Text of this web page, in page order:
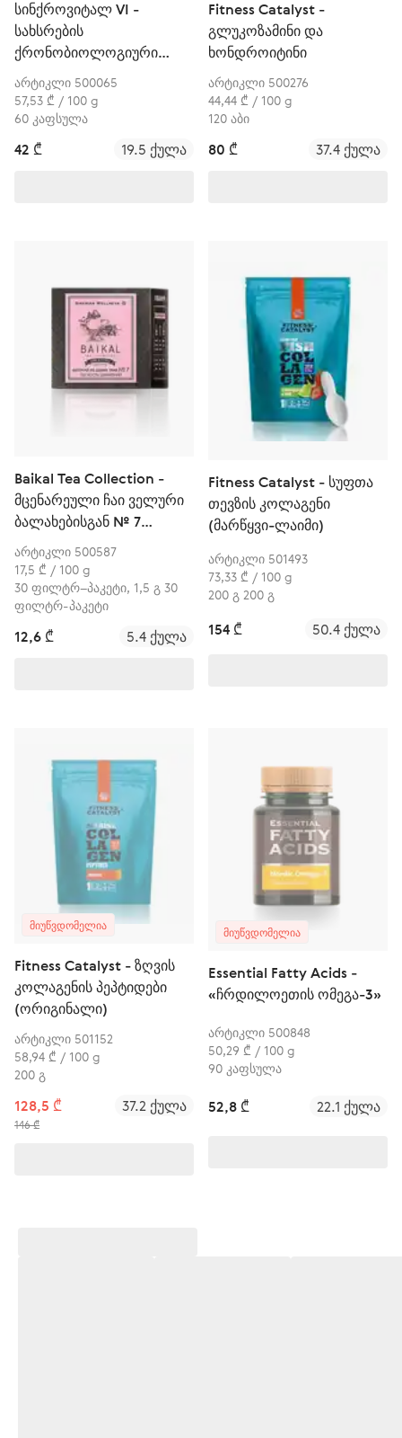
სინქროვიტალ VI -
სახსრების
ქრონობიოლოგიური
დაცვა
არტიკლი 500065
57,53 ₾ / 100 g
60 კაფსულა
42 ₾ 19.5 ქულა
Fitness Catalyst -
გლუკოზამინი და
ხონდროიტინი
არტიკლი 500276
44,44 ₾ / 100 g
120 აბი
80 ₾ 37.4 ქულა
Baikal Tea Collection -
მცენარეული ჩაი ველური
ბალახებისგან № 7
(მოძრაობების სიმსუბუქე)
არტიკლი 500587
17,5 ₾ / 100 g
30 ფილტრ–პაკეტი, 1,5 გ 30
ფილტრ-პაკეტი
12,6 ₾ 5.4 ქულა
Fitness Catalyst - სუფთა
თევზის კოლაგენი
(მარწყვი-ლაიმი)
არტიკლი 501493
73,33 ₾ / 100 g
200 გ 200 გ
154 ₾ 50.4 ქულა
ᲛᲘᲣᲬᲕᲓᲝᲛᲔᲚᲘᲐ
Fitness Catalyst - ზღვის
კოლაგენის პეპტიდები
(ორიგინალი)
არტიკლი 501152
58,94 ₾ / 100 g
200 გ
128,5 ₾
146 ₾
37.2 ქულა
ᲛᲘᲣᲬᲕᲓᲝᲛᲔᲚᲘᲐ
Essential Fatty Acids -
«ჩრდილოეთის ომეგა-3»
არტიკლი 500848
50,29 ₾ / 100 g
90 კაფსულა
52,8 ₾ 22.1 ქულა